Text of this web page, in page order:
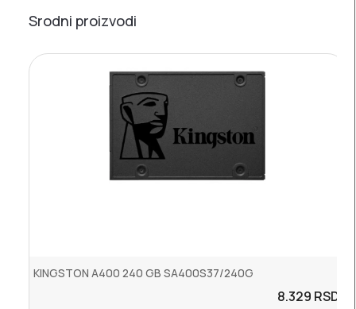
Srodni proizvodi
KINGSTON A400 240 GB SA400S37/240G
8.329 RSD.